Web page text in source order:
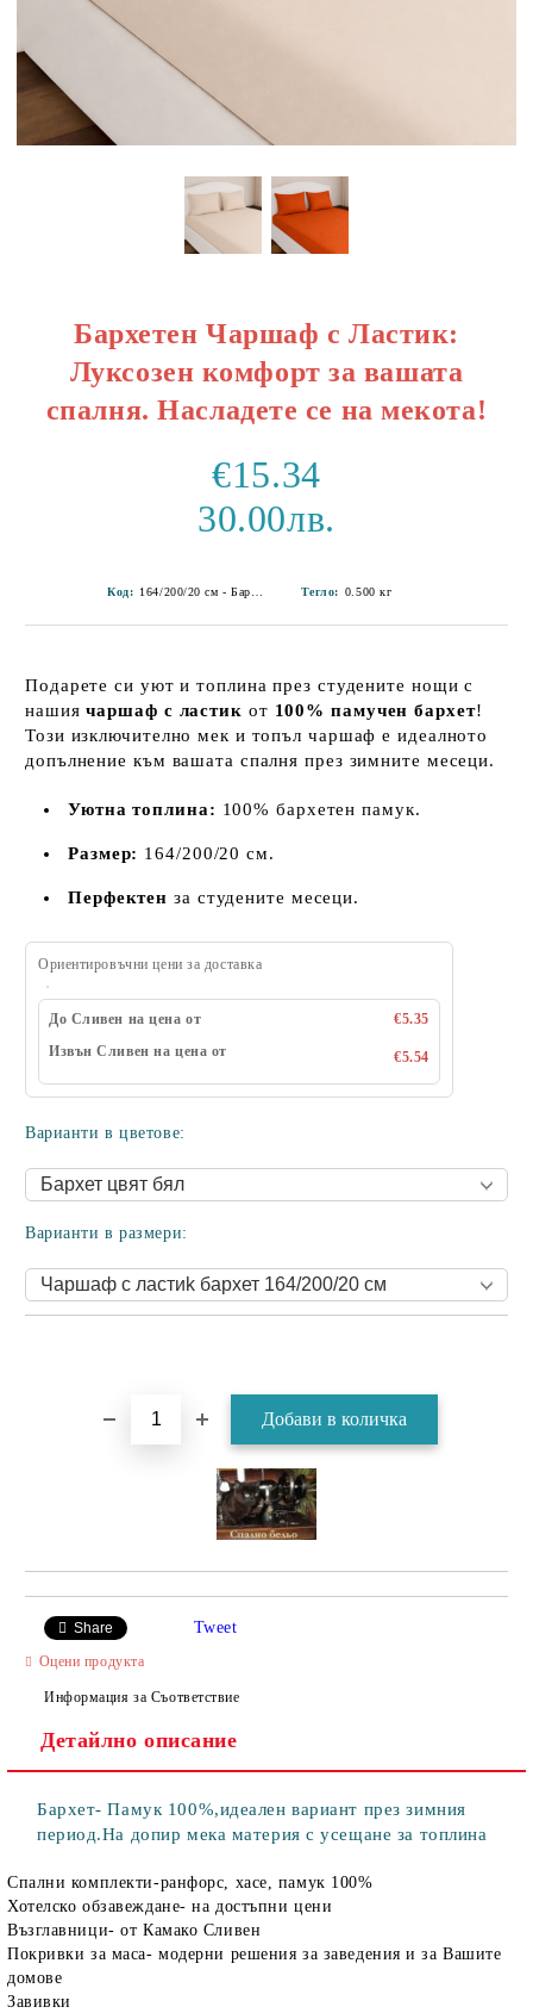
Бархетен Чаршаф с Ластик:
Луксозен комфорт за вашата
спалня. Насладете се на мекота!
€15.34
30.00лв.
Код: Тегло: 0.500 кг
Подарете си уют и топлина през студените нощи с
нашиячаршаф с ластик от 100% памучен бархет!
Този изключително мек и топъл чаршаф е идеалното
допълнение към вашата спалня през зимните месеци.
Уютна топлина: 100% бархетен памук.
Размер: 164/200/20 см.
Перфектен за студените месеци.
Ориентировъчни цени за доставка
До Сливен на цена от
€5.35
Извън Сливен на цена от
€5.54
Варианти в цветове:
Варианти в размери:
Share Tweet
Оцени продукта
Информация за Съответствие
Детайлно описание
Бархет- Памук 100%,идеален вариант през зимния
период.На допир мека материя с усещане за топлина
Спални комплекти-ранфорс, хасе, памук 100%
Хотелско обзавеждане- на достъпни цени
Възглавници- от Камако Сливен
Покривки за маса- модерни решения за заведения и за Вашите
домове
Завивки